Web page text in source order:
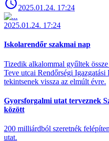
2025.01.24. 17:24
2025.01.24. 17:24
Iskolarendőr szakmai nap
Tizedik alkalommal gyűltek
Teve utcai Rendőrségi
tekintsenek vissza az elmúlt évre.
Gyorsforgalmi utat terveznek
között
200 milliárdból szeretnék
utat.